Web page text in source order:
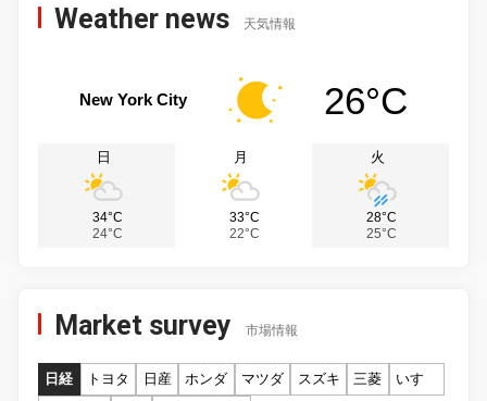
Weather news 天気情報
New York City 26°C
日
34°C
24°C
月
33°C
22°C
火
28°C
25°C
Market survey 市場情報
日経 トヨタ 日産 ホンダ マツダ スズキ 三菱
いすゞ